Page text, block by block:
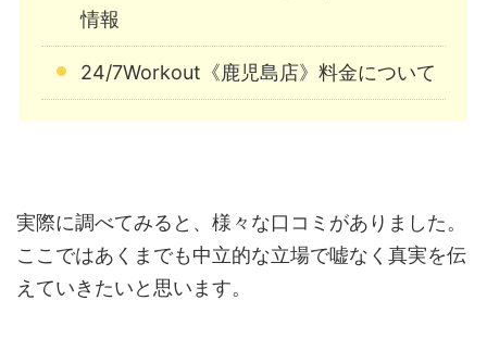
情報
24/7Workout《鹿児島店》料金について
実際に調べてみると、様々な口コミがありました。
ここではあくまでも中立的な立場で嘘なく真実を伝
えていきたいと思います。